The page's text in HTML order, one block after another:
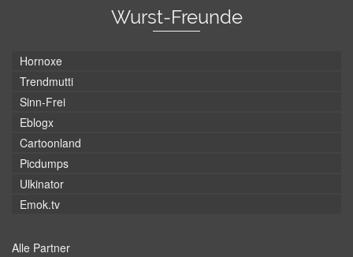
Wurst-Freunde
Hornoxe
Trendmutti
Sinn-Frei
Eblogx
Cartoonland
Picdumps
Ulkinator
Emok.tv
Alle Partner